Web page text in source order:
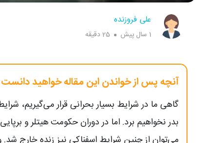
علی فروزنده
1 سال پیش 25 دقیقه
آنچه پس از خواندن این مقاله خواهید
گاهی ما در شرایط بسیار بحرانی قرار می‌گیریم،
بدر نخواهیم برد. اما در دوران حکومت هیتلر و
می‌توان از چنین شرایط اسفناکی نیز زنده خارج شد.